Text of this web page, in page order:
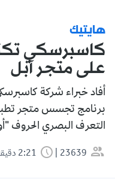
هايتيك
كاسبرسكي
على متجر آبل
أفاد خبراء شركة
برنامج تجسس متجر
التعرف البصري الحروف
23639